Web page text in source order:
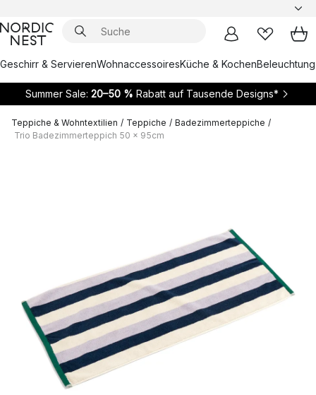
Geschirr & ServierenWohnaccessoiresKüche & KochenBeleuchtung
Summer Sale: 20–50 % Rabatt auf Tausende Designs*
Teppiche & Wohntextilien / Teppiche / Badezimmerteppiche /
Trio Badezimmerteppich 50 x 95cm